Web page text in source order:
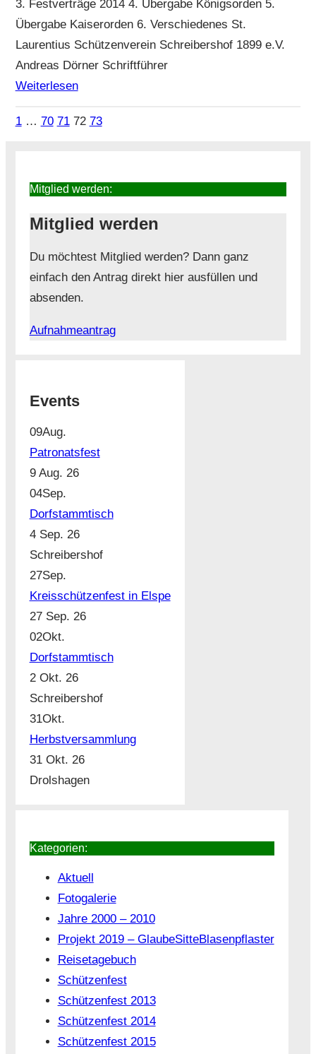
3. Festverträge 2014 4. Übergabe Königsorden 5.
Übergabe Kaiserorden 6. Verschiedenes St.
Laurentius Schützenverein Schreibershof 1899 e.V.
Andreas Dörner Schriftführer
Weiterlesen
1 … 70 71 72 73
Mitglied werden:
Mitglied werden
Du möchtest Mitglied werden? Dann ganz
einfach den Antrag direkt hier ausfüllen und
absenden.
Aufnahmeantrag
Events
09Aug.
Patronatsfest
9 Aug. 26
04Sep.
Dorfstammtisch
4 Sep. 26
Schreibershof
27Sep.
Kreisschützenfest in Elspe
27 Sep. 26
02Okt.
Dorfstammtisch
2 Okt. 26
Schreibershof
31Okt.
Herbstversammlung
31 Okt. 26
Drolshagen
Kategorien:
Aktuell
Fotogalerie
Jahre 2000 – 2010
Projekt 2019 – GlaubeSitteBlasenpflaster
Reisetagebuch
Schützenfest
Schützenfest 2013
Schützenfest 2014
Schützenfest 2015